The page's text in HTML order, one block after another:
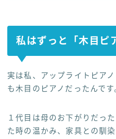
私はずっと「木目ピ
実は私、アップライトピア
も木目のピアノだったんです
１代目は母のお下がりだっ
た時の温かみ、家具との馴